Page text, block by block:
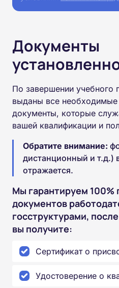
Документы
По завершении учебного
выданы все
документы, которые
вашей квалификации и
Обратите внимание:
дистанционный и т.д.)
отражается.
Мы гарантируем 100%
документов
госструктурами,
вы получите:
Сертификат о
Удостоверение о